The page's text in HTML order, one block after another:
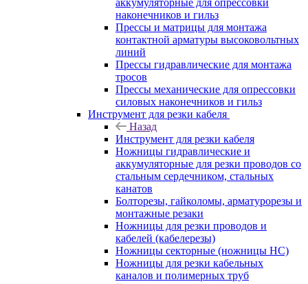
аккумуляторные для опрессовки
наконечников и гильз
Прессы и матрицы для монтажа
контактной арматуры высоковольтных
линий
Прессы гидравлические для монтажа
тросов
Прессы механические для опрессовки
силовых наконечников и гильз
Инструмент для резки кабеля
Назад
Инструмент для резки кабеля
Ножницы гидравлические и
аккумуляторные для резки проводов со
стальным сердечником, стальных
канатов
Болторезы, гайколомы, арматурорезы и
монтажные резаки
Ножницы для резки проводов и
кабелей (кабелерезы)
Ножницы секторные (ножницы НС)
Ножницы для резки кабельных
каналов и полимерных труб